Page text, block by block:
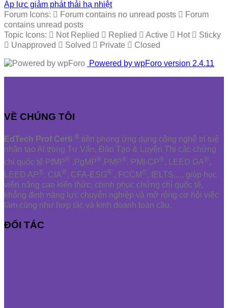
Áp lực giảm phát thải hạ nhiệt
Forum Icons:
Forum contains no unread posts
Forum
contains unread posts
Topic Icons:
Not Replied Replied Active Hot
Sticky
Unapproved
Solved Private Closed
Powered by wpForo version 2.4.11
VỀ CHÚNG TÔI
EdTech Prof Certi ® tiên phong ứng dụng công nghệ trí tuệ
nhân tạo AI trong Tư Vấn, Đào Tạo & Luyện Thi các chứng
chỉ quốc tế PfMP® ,PgMP®,PMP®, PMI-CP®, LEED GA®,
LEED AP®, CIA®, CFA-ESG® , FCCM®, IELTS,.... giúp học
viên nâng cao kiến thức, chinh phục chứng chỉ quốc tế,
khẳng định năng lực chuyên nghiệp và mở rộng cơ hội việc
làm cũng như hợp tác và kinh doanh toàn cầu.
ĐỐI TÁC